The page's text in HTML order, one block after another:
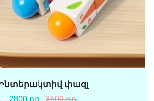
Ինտերակտիվ փազլ
2800 դր. 3600 դր.